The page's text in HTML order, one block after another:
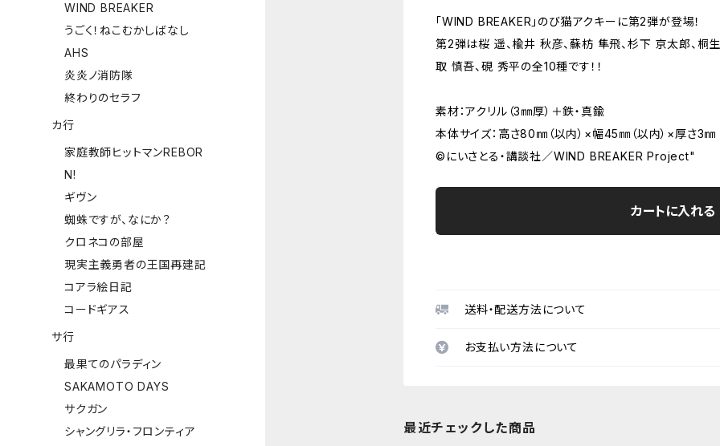
「WIND BREAKER」のび猫アクキーに第2弾が登場！
第2弾は桜 遥、楡井 秋彦、蘇枋 隼飛、杉下 京太郎、桐
取 慎吾、硯 秀平の全10種です！！
素材：アクリル（3㎜厚）＋鉄・真鍮
本体サイズ：高さ80㎜（以内）×幅45㎜（以内）×厚さ3㎜
©にいさとる・講談社／WIND BREAKER Project"
カートに入れる
送料・配送方法について
お支払い方法について
最近チェックした商品
WIND BREAKER
うごく！ねこむかしばなし
AHS
炎炎ノ消防隊
終わりのセラフ
カ行
家庭教師ヒットマンREBOR
N!
ギヴン
蜘蛛ですが、なにか？
クロネコの部屋
現実主義勇者の王国再建記
コアラ絵日記
コードギアス
サ行
最果てのパラディン
SAKAMOTO DAYS
サクガン
シャングリラ・フロンティア